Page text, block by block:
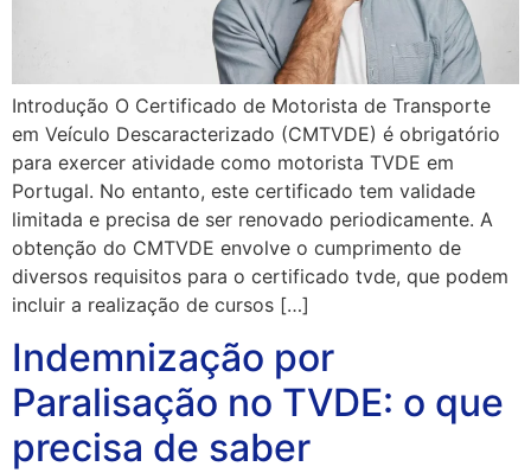
Introdução O Certificado de Motorista de Transporte
em Veículo Descaracterizado (CMTVDE) é obrigatório
para exercer atividade como motorista TVDE em
Portugal. No entanto, este certificado tem validade
limitada e precisa de ser renovado periodicamente. A
obtenção do CMTVDE envolve o cumprimento de
diversos requisitos para o certificado tvde, que podem
incluir a realização de cursos […]
Indemnização por
Paralisação no TVDE: o que
precisa de saber